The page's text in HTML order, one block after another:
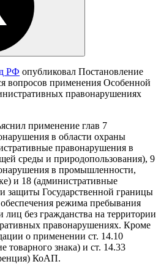
РФ опубликовал Постановление
вопросов применения Особенной
правонарушениях
применение глав 7
в области охраны
правонарушения в
среды и природопользования), 9
в промышленности,
и 18 (административные
защиты Государственной границы
режима пребывания
без гражданства на территории
правонарушениях. Кроме
о применении ст. 14.10
товарного знака) и ст. 14.33
КоАП.